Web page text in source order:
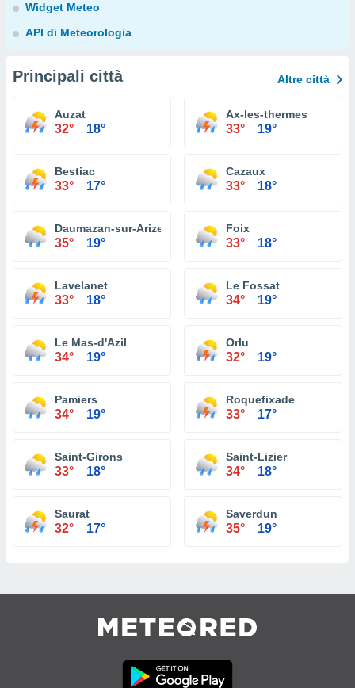
Widget Meteo
API di Meteorologia
Principali città Altre città
Auzat
32° 18°
Ax-les-thermes
33° 19°
Bestiac
33° 17°
Cazaux
33° 18°
Daumazan-sur-Arize
35° 19°
Foix
33° 18°
Lavelanet
33° 18°
Le Fossat
34° 19°
Le Mas-d'Azil
34° 19°
Orlu
32° 19°
Pamiers
34° 19°
Roquefixade
33° 17°
Saint-Girons
33° 18°
Saint-Lizier
34° 18°
Saurat
32° 17°
Saverdun
35° 19°